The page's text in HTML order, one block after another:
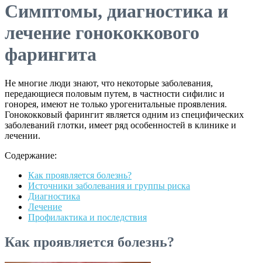
Симптомы, диагностика и
лечение гонококкового
фарингита
Не многие люди знают, что некоторые заболевания,
передающиеся половым путем, в частности сифилис и
гонорея, имеют не только урогенитальные проявления.
Гонококковый фарингит является одним из специфических
заболеваний глотки, имеет ряд особенностей в клинике и
лечении.
Содержание:
Как проявляется болезнь?
Источники заболевания и группы риска
Диагностика
Лечение
Профилактика и последствия
Как проявляется болезнь?